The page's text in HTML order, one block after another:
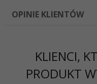
OPINIE KLIENTÓW
KLIENCI,
PRODUKT